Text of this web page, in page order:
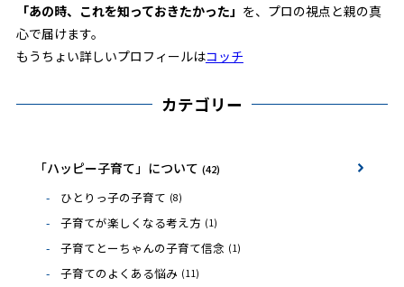
「あの時、これを知っておきたかった」 を、プロの視点と親の真
心で届けます。
もうちょい詳しいプロフィールはコッチ
カテゴリー
「ハッピー子育て」について (42)
ひとりっ子の子育て (8)
子育てが楽しくなる考え方 (1)
子育てとーちゃんの子育て信念 (1)
子育てのよくある悩み (11)